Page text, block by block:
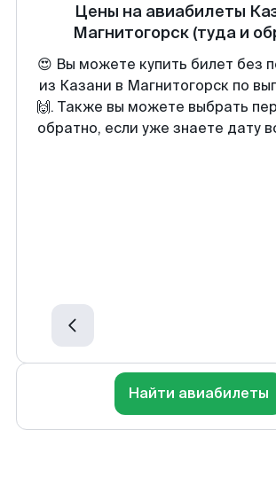
Цены на авиабилеты
Магнитогорск (туда и
😍 Вы можете купить билет без
из Казани в Магнитогорск по
🙌. Также вы можете выбрать
обратно, если уже знаете дату
Найти авиабилеты